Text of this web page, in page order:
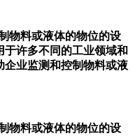
物料或液体的物位的设
许多不同的工业领域和
企业监测和控制物料或液
物料或液体的物位的设